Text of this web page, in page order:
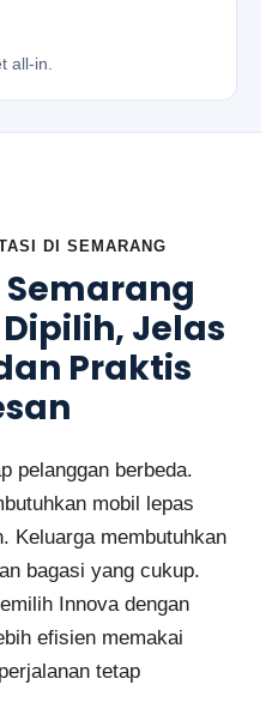
all-in.
DI SEMARANG
Semarang
Jelas
Praktis
pelanggan berbeda.
mobil lepas
Keluarga membutuhkan
bagasi yang cukup.
Innova dengan
efisien memakai
tetap